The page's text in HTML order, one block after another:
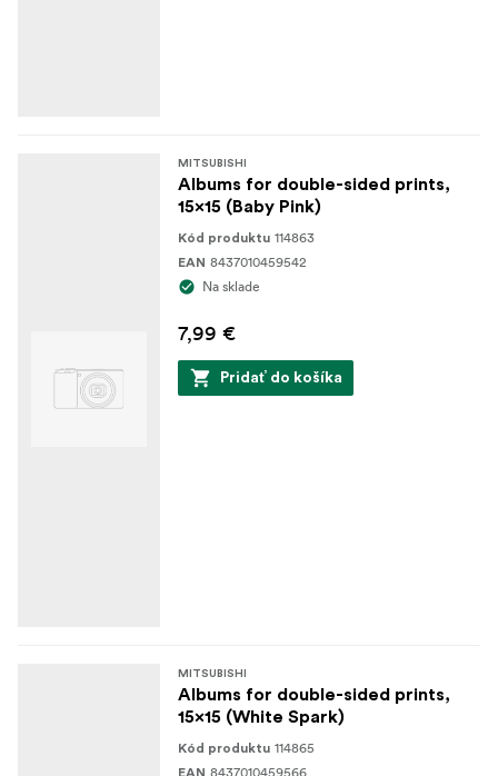
MITSUBISHI
Albums for double-sided prints,
15x15 (Baby Pink)
Kód produktu 114863
EAN 8437010459542
Na sklade
7,99 €
Pridať do košíka
MITSUBISHI
Albums for double-sided prints,
15x15 (White Spark)
Kód produktu 114865
EAN 8437010459566